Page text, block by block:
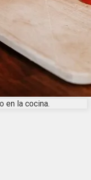
en la cocina.